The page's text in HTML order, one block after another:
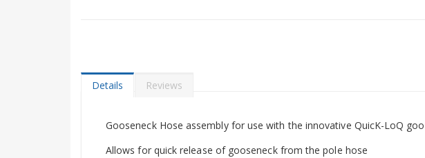
Details
Gooseneck Hose assembly for use with the innovative QuicK-LoQ
Allows for quick release of gooseneck from the pole hose
Reviews